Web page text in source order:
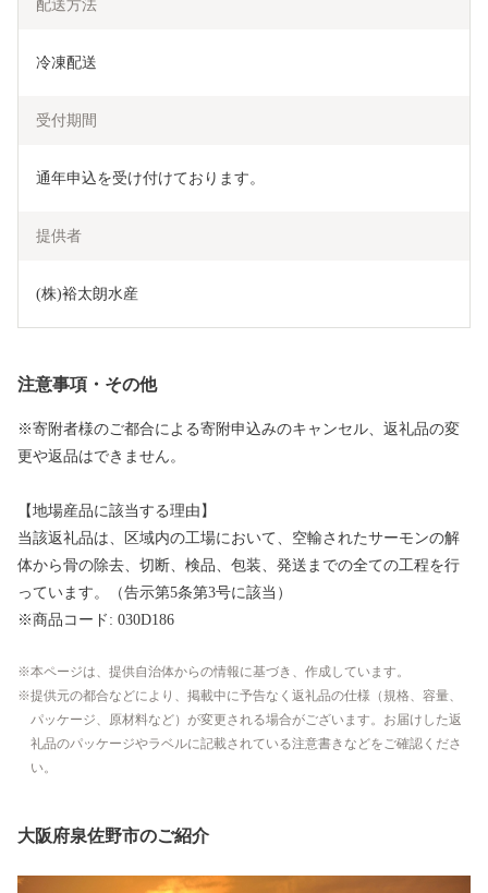
配送方法
冷凍配送
受付期間
通年申込を受け付けております。
提供者
(株)裕太朗水産
注意事項・その他
※寄附者様のご都合による寄附申込みのキャンセル、返礼品の変
更や返品はできません。
【地場産品に該当する理由】
当該返礼品は、区域内の工場において、空輸されたサーモンの解
体から骨の除去、切断、検品、包装、発送までの全ての工程を行
っています。（告示第5条第3号に該当）
※商品コード: 030D186
本ページは、提供自治体からの情報に基づき、作成しています。
提供元の都合などにより、掲載中に予告なく返礼品の仕様（規格、容量、
パッケージ、原材料など）が変更される場合がございます。お届けした返
礼品のパッケージやラベルに記載されている注意書きなどをご確認くださ
い。
大阪府泉佐野市のご紹介